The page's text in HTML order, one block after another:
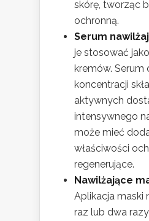
skórę, tworząc
ochronną.
Serum
je stosować
kremów. Serum
koncentracji
aktywnych
intensywnego
może mieć
właściwości
regenerujące.
Nawilżające
Aplikacja maski
raz lub dwa